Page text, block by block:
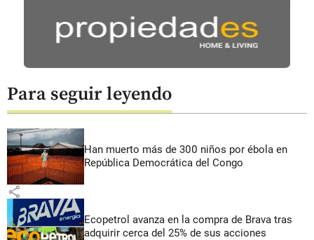
Para seguir leyendo
Han muerto más de 300 niños por ébola en
República Democrática del Congo
share
Ecopetrol avanza en la compra de Brava tras
adquirir cerca del 25% de sus acciones